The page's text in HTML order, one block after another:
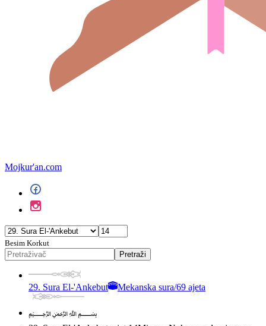
Mojkur'an.com
Besim Korkut
Pretraži
29. Sura El-'Ankebut Mekanska sura/69 ajeta
﷽